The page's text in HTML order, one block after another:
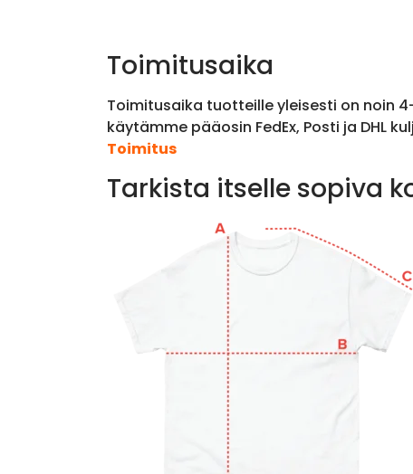
Toimitusaika
Toimitusaika tuotteille yleisesti on noin
käytämme pääosin FedEx, Posti ja DHL
Toimitus
Tarkista itselle sopiva